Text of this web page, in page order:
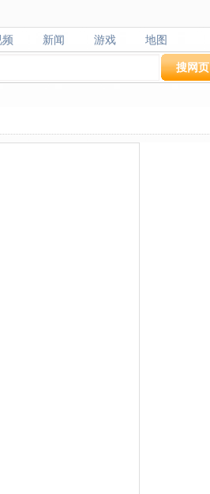
新闻
新闻 游戏
游戏 地图
地图
搜网页